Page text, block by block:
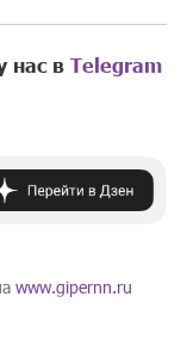
нас вTelegram
www.gipernn.ru